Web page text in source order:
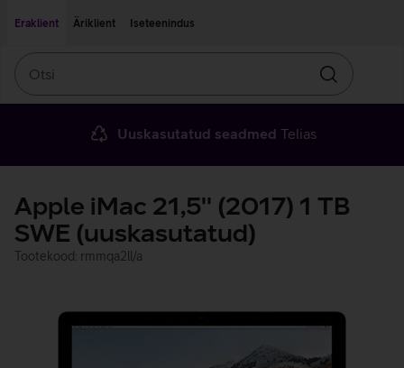
Eraklient
Äriklient Iseteenindus
Otsin
Uuskasutatud seadmed Telias
Apple iMac 21,5'' (2017) 1 TB
SWE (uuskasutatud)
Tootekood: rmmqa2ll/a